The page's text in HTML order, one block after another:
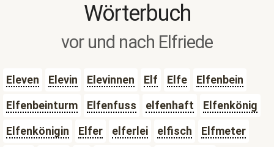
Wörterbuch
vor und nach Elfriede
Eleven Elevin Elevinnen Elf Elfe
Elfenbein
Elfenbeinturm
Elfenfuss elfenhaft
Elfenkönig
Elfenkönigin
Elfer elferlei elfisch
Elfmeter